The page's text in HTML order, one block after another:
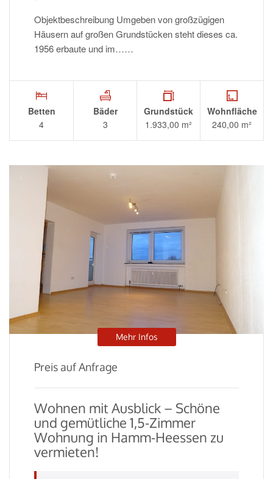
Objektbeschreibung Umgeben von großzügigen
Häusern auf großen Grundstücken steht dieses ca.
1956 erbaute und im……
Betten
4
Bäder
3
Grundstück
1.933,00 m²
Wohnfläche
240,00 m²
Mehr Infos
Preis auf Anfrage
Wohnen mit Ausblick – Schöne
und gemütliche 1,5-Zimmer
Wohnung in Hamm-Heessen zu
vermieten!